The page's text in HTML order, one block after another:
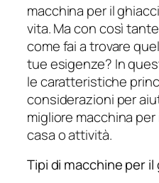
macchina per il
vita. Ma con così
come fai a trovare
tue esigenze? In
le caratteristiche
considerazioni per
migliore macchina
casa o attività.
Tipi di macchine per il